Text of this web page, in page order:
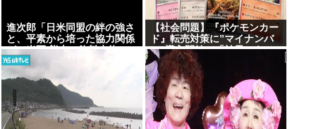
進次郎「日米同盟の絆の強さ
と、平素から培った協力関係
が」米軍 熊本に飲料水約16
トン支援
【社会問題】『ポケモンカー
ド』転売対策に”マイナンバ
ー”導入開始で「効果テキメ
ン」広がる新システム